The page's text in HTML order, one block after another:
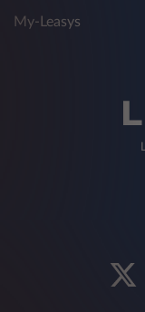
My-Leasys